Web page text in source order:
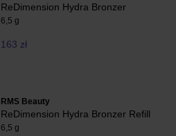
ReDimension Hydra Bronzer
6,5 g
163 zł
RMS Beauty
ReDimension Hydra Bronzer Refill
6,5 g